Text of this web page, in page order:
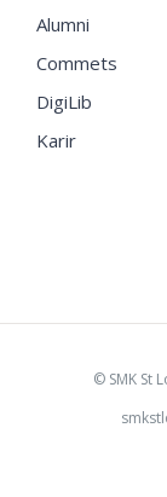
Alumni
Commets
DigiLib
Karir
© SMK St